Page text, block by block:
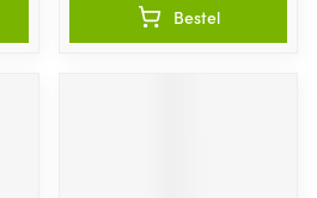
Bestel